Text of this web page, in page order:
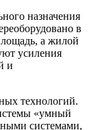
назначения
в
а жилой
усиления
и
технологий.
«умный
системами,